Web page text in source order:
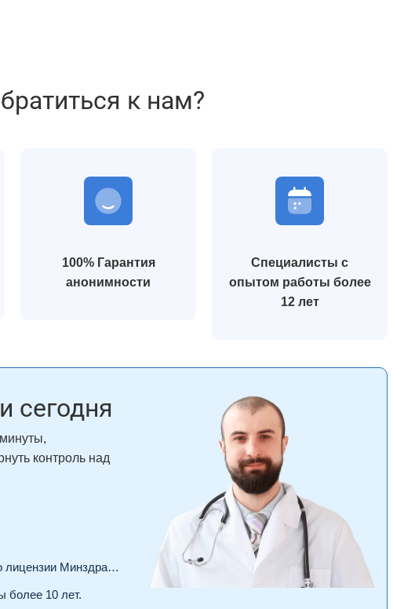
к нам?
100% Гарантия
анонимности
Специалисты с
опытом работы более
12 лет
сегодня
контроль над
Минздрава РФ.
более 10 лет.